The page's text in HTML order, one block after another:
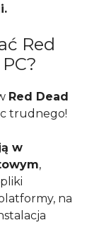
Red
Red Dead
trudnego!
w
,
na